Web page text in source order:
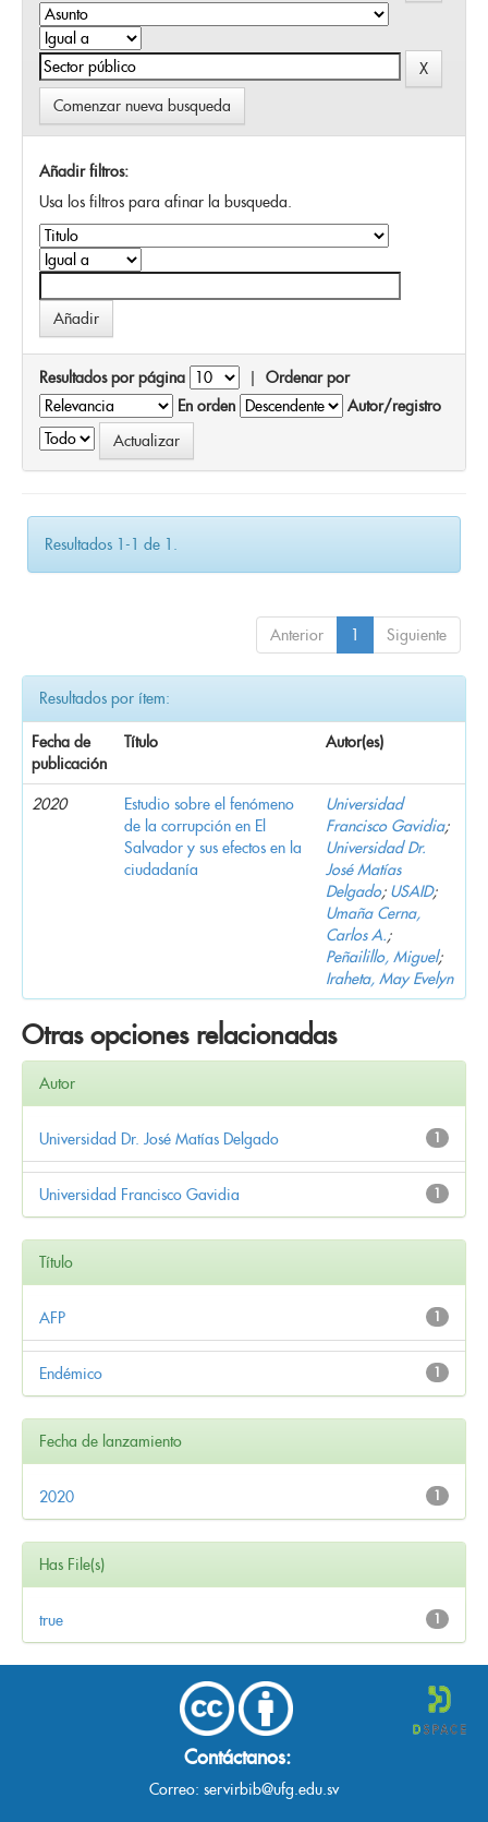
Comenzar nueva busqueda
Añadir filtros:
Usa los filtros para afinar la busqueda.
Resultados por página | Ordenar por
En orden
Autor/registro
Resultados 1-1 de 1.
Anterior 1 Siguiente
Resultados por ítem:
Fecha de
publicación
Título Autor(es)
2020
Estudio sobre el fenómeno
de la corrupción en El
Salvador y sus efectos en la
ciudadanía
Universidad
Francisco Gavidia;
Universidad Dr.
José Matías
Delgado; USAID;
Umaña Cerna,
Carlos A.;
Peñailillo, Miguel;
Iraheta, May Evelyn
Otras opciones relacionadas
Autor
1
Universidad Dr. José Matías Delgado
1
Universidad Francisco Gavidia
Título
1
AFP
1
Endémico
Fecha de lanzamiento
1
2020
Has File(s)
1
true
Contáctanos:
Correo: servirbib@ufg.edu.sv